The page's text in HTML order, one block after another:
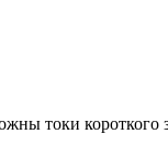
токи короткого